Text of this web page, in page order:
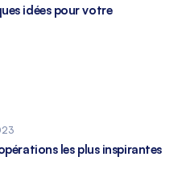
idées pour votre
les plus inspirantes